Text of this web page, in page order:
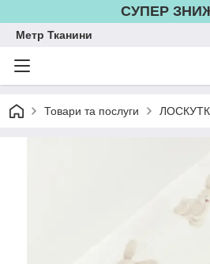
СУПЕР
Метр Тканини
Товари та послуги